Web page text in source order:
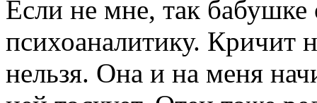
Если не мне, так бабушке
психоаналитику. Кричит
нельзя. Она и на меня